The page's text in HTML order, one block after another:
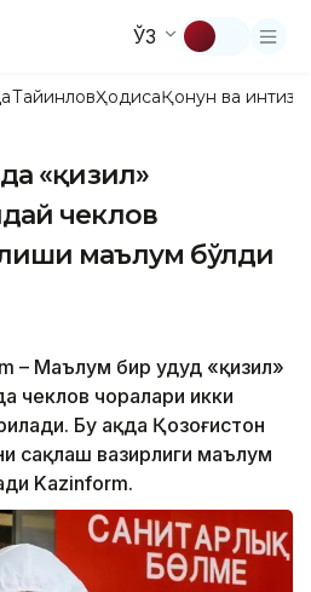
ЎЗ
ТайинловҲодисаҚонун ва
«қизил»
чеклов
маълум бўлди
– Маълум бир ҳудуд «қизил»
чеклов чоралари икки
Бу ҳақда Қозоғистон
сақлаш вазирлиги маълум
Kazinform.